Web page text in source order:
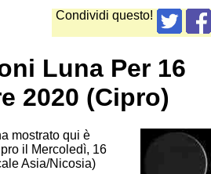
Condividi questo!
Luna Per 16
2020 (Cipro)
mostrato qui è
il Mercoledì, 16
Asia/Nicosia)